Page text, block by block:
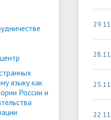
языку как
России и